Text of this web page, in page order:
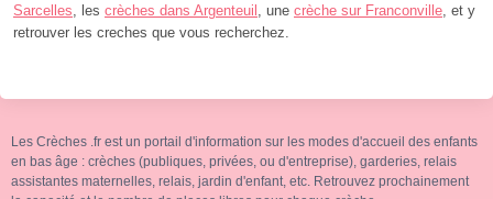
Sarcelles , les crèches dans Argenteuil , une crèche sur Franconville , et y
retrouver les creches que vous recherchez.
Les Crèches .fr est un portail d'information sur les modes d'accueil des enfants
en bas âge : crèches (publiques, privées, ou d'entreprise), garderies, relais
assistantes maternelles, relais, jardin d'enfant, etc. Retrouvez prochainement